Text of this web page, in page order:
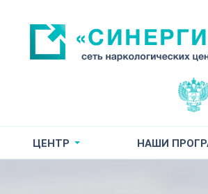
ЦЕНТР НАШИ